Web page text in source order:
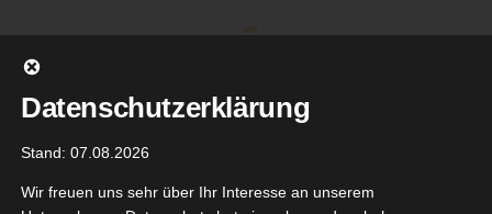
springen
Datenschutzerklärung
Stand: 07.08.2026
Wir freuen uns sehr über Ihr Interesse an unserem